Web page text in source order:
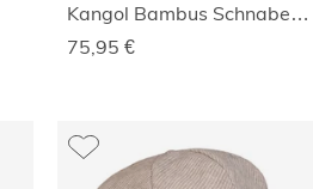
Kangol Bambus Schnabelmütze 507
75,95 €